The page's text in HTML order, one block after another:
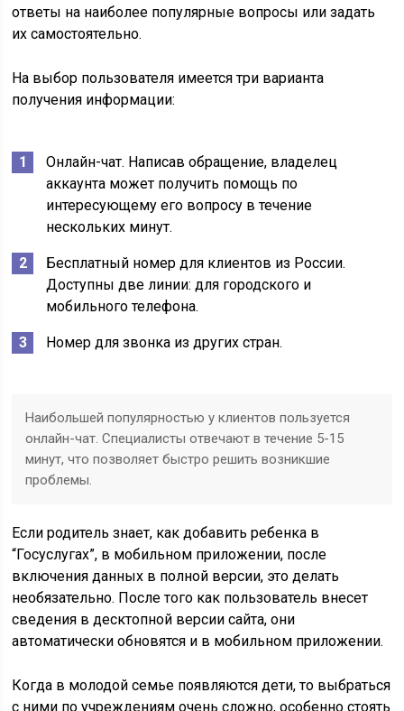
ответы на наиболее популярные вопросы или задать
их самостоятельно.
На выбор пользователя имеется три варианта
получения информации:
Онлайн-чат. Написав обращение, владелец
аккаунта может получить помощь по
интересующему его вопросу в течение
нескольких минут.
Бесплатный номер для клиентов из России.
Доступны две линии: для городского и
мобильного телефона.
Номер для звонка из других стран.
Наибольшей популярностью у клиентов пользуется
онлайн-чат. Специалисты отвечают в течение 5-15
минут, что позволяет быстро решить возникшие
проблемы.
Если родитель знает, как добавить ребенка в
“Госуслугах”, в мобильном приложении, после
включения данных в полной версии, это делать
необязательно. После того как пользователь внесет
сведения в десктопной версии сайта, они
автоматически обновятся и в мобильном приложении.
Когда в молодой семье появляются дети, то выбраться
с ними по учреждениям очень сложно, особенно стоять